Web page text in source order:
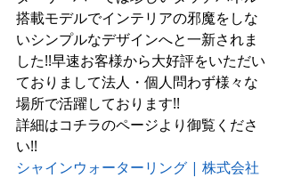
搭載モデルでインテリアの邪魔をしな
いシンプルなデザインへと一新されま
した!!早速お客様から大好評をいただい
ておりまして法人・個人問わず様々な
場所で活躍しております!!
詳細はコチラのページより御覧くださ
い!!
シャインウォーターリング | 株式会社